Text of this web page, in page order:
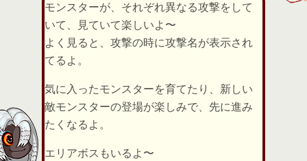
モンスターが、それぞれ異なる攻撃をして
いて、見ていて楽しいよ〜
よく見ると、攻撃の時に攻撃名が表示され
てるよ。
気に入ったモンスターを育てたり、新しい
敵モンスターの登場が楽しみで、先に進み
たくなるよ。
エリアボスもいるよ〜